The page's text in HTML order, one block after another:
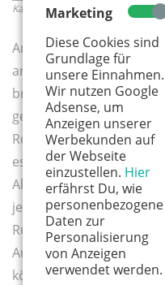
Marketing
Diese Cookies sind
Grundlage für
unsere Einnahmen.
Wir nutzen Google
Adsense, um
Anzeigen unserer
Werbekunden auf
der Webseite
einzustellen. Hier
erfährst Du, wie
personenbezogene
Daten zur
Personalisierung
von Anzeigen
verwendet werden.
Kapellchen Alt St. Maternus
An derRheinstation
an Tischen oder in
brutzelten und ein
genossen, erblickt ihr
Rodenkirchen – die
es kein Halten mehr,
Alt einen Sog aus, der
jedem Wetter starten
Rudervereins von 1877
Ausfahrten auf den
könnt ihr mal die Schuhe